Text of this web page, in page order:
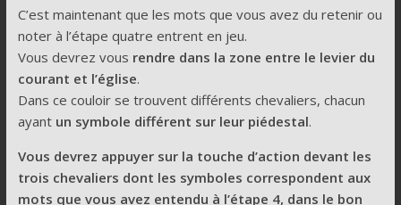
C’est maintenant que les mots que vous avez du retenir ou
noter à l’étape quatre entrent en jeu.
Vous devrez vous rendre dans la zone entre le levier du
courant et l’église.
Dans ce couloir se trouvent différents chevaliers, chacun
ayant un symbole différent sur leur piédestal.
Vous devrez appuyer sur la touche d’action devant les
trois chevaliers dont les symboles correspondent aux
mots que vous avez entendu à l’étape 4, dans le bon